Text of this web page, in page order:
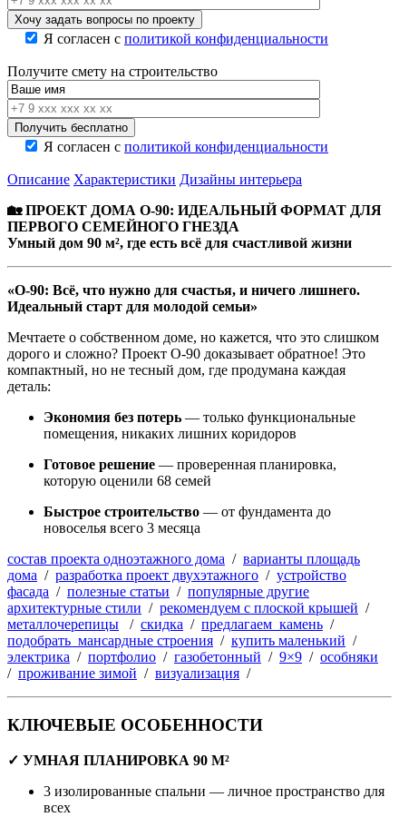
Я согласен с политикой конфиденциальности
Получите смету на строительство
Я согласен с политикой конфиденциальности
Описание Характеристики Дизайны интерьера
🏡 ПРОЕКТ ДОМА О-90: ИДЕАЛЬНЫЙ ФОРМАТ ДЛЯ
ПЕРВОГО СЕМЕЙНОГО ГНЕЗДА
Умный дом 90 м², где есть всё для счастливой жизни
«О-90: Всё, что нужно для счастья, и ничего лишнего.
Идеальный старт для молодой семьи»
Мечтаете о собственном доме, но кажется, что это слишком
дорого и сложно? Проект О-90 доказывает обратное! Это
компактный, но не тесный дом, где продумана каждая
деталь:
Экономия без потерь — только функциональные
помещения, никаких лишних коридоров
Готовое решение — проверенная планировка,
которую оценили 68 семей
Быстрое строительство — от фундамента до
новоселья всего 3 месяца
состав проекта одноэтажного дома / варианты площадь
дома / разработка проект двухэтажного / устройство
фасада / полезные статьи / популярные другие
архитектурные стили / рекомендуем с плоской крышей /
металлочерепицы / скидка / предлагаем камень /
подобрать мансардные строения / купить маленький /
электрика / портфолио / газобетонный / 9×9 / особняки
/ проживание зимой / визуализация /
КЛЮЧЕВЫЕ ОСОБЕННОСТИ
✓ УМНАЯ ПЛАНИРОВКА 90 М²
3 изолированные спальни — личное пространство для
всех